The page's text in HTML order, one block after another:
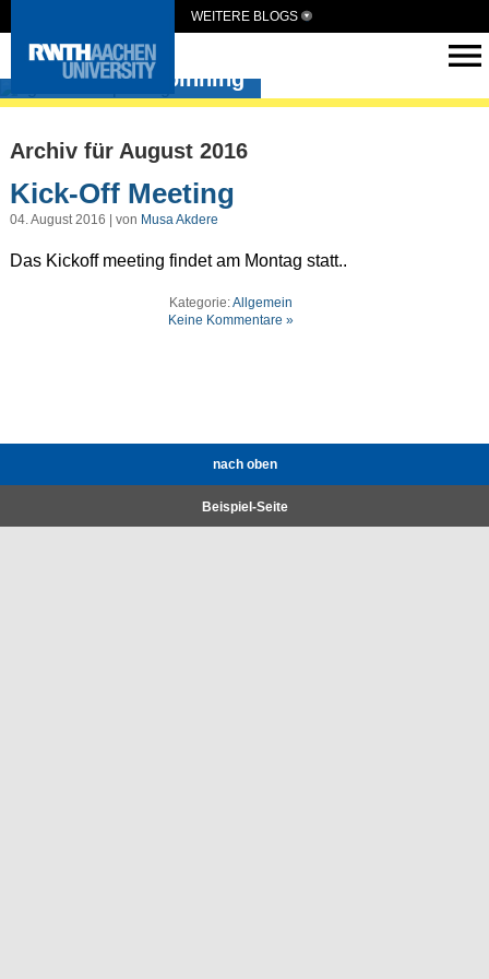
WEITERE BLOGS
irg-solutionspinning
Archiv für August 2016
Kick-Off Meeting
04. August 2016 | von Musa Akdere
Das Kickoff meeting findet am Montag statt..
Kategorie:Allgemein
Keine Kommentare »
nach oben
Beispiel-Seite